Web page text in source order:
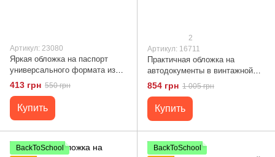
Артикул: 23080
Яркая обложка на паспорт
универсального формата из
натуральной кожи ST Leather
23080 Красный
413 грн 550 грн
Купить
2
Артикул: 16711
Практичная обложка на
автодокументы в винтажной
коже Сердце GRANDE PELLE
16711 Светло-коричневая
854 грн 1 005 грн
Купить
BackToSchool
BackToSchool